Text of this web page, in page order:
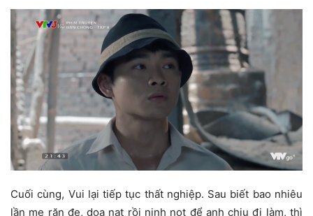
Cuối cùng, Vui lại tiếp tục thất nghiệp. Sau biết bao nhiêu
lần mẹ răn đe, doạ nạt rồi nịnh nọt để anh chịu đi làm, thì